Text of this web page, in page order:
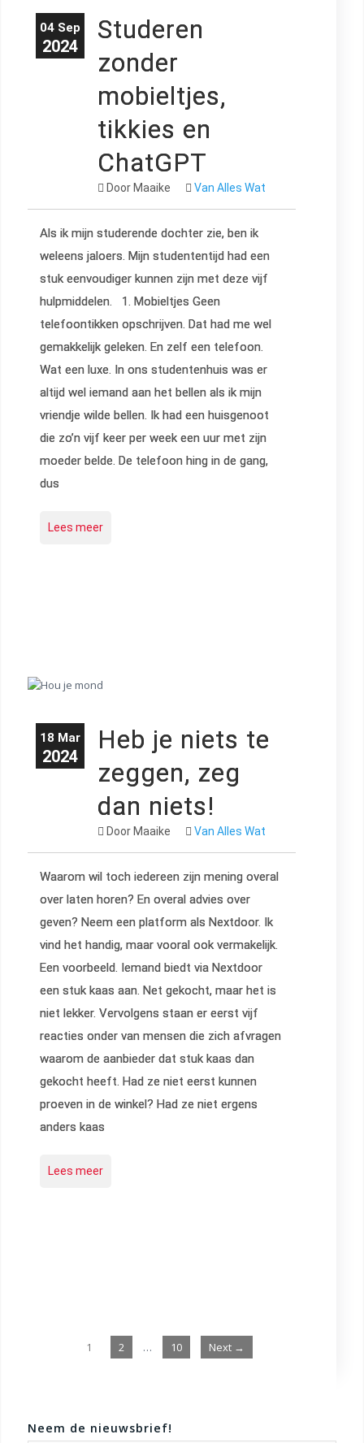
04 Sep
2024
Studeren
zonder
mobieltjes,
tikkies en
ChatGPT
Door Maaike Van Alles Wat
Als ik mijn studerende dochter zie, ben ik
weleens jaloers. Mijn studententijd had een
stuk eenvoudiger kunnen zijn met deze vijf
hulpmiddelen. 1. Mobieltjes Geen
telefoontikken opschrijven. Dat had me wel
gemakkelijk geleken. En zelf een telefoon.
Wat een luxe. In ons studentenhuis was er
altijd wel iemand aan het bellen als ik mijn
vriendje wilde bellen. Ik had een huisgenoot
die zo’n vijf keer per week een uur met zijn
moeder belde. De telefoon hing in de gang,
dus
Lees meer
18 Mar
2024
Heb je niets te
zeggen, zeg
dan niets!
Door Maaike Van Alles Wat
Waarom wil toch iedereen zijn mening overal
over laten horen? En overal advies over
geven? Neem een platform als Nextdoor. Ik
vind het handig, maar vooral ook vermakelijk.
Een voorbeeld. Iemand biedt via Nextdoor
een stuk kaas aan. Net gekocht, maar het is
niet lekker. Vervolgens staan er eerst vijf
reacties onder van mensen die zich afvragen
waarom de aanbieder dat stuk kaas dan
gekocht heeft. Had ze niet eerst kunnen
proeven in de winkel? Had ze niet ergens
anders kaas
Lees meer
1 2 … 10 Next →
Neem de nieuwsbrief!